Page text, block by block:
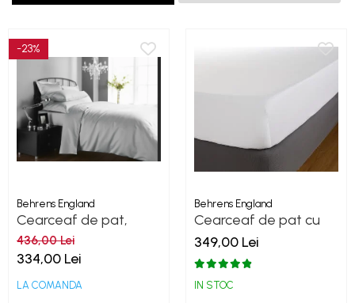
-23%
Behrens England
Cearceaf de pat,
densitate 1000TC -Ice
Grey
436,00 Lei
334,00 Lei
LA COMANDA
Behrens England
Cearceaf de pat cu
elastic, 400TC - Alb
349,00 Lei
IN STOC